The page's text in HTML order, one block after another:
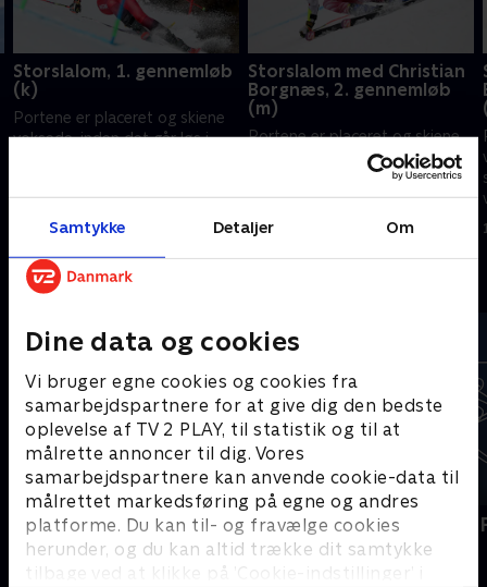
Samtykke Detaljer Om
Dine data og cookies
Vi bruger egne cookies og cookies fra
samarbejdspartnere for at give dig den bedste
oplevelse af TV 2 PLAY, til statistik og til at
målrette annoncer til dig. Vores
samarbejdspartnere kan anvende cookie-data til
målrettet markedsføring på egne og andres
platforme. Du kan til- og fravælge cookies
herunder, og du kan altid trække dit samtykke
tilbage ved at klikke på ’Cookie-indstillinger’ i
Storslalom, 1. gennemløb
(k)
Portene er placeret og skiene
voksede, inden det går løs i
Storslalom med Christian
Borgnæs, 2. gennemløb
(m)
Portene er placeret og skiene
voksede, inden det går løs i
storslalom-disciplinen ved
vinter-OL i Milano Cortina.
14. februar 2026 • 75 min
Andre så også
Vinter-OL - Det kølige overblik
Skisport
Vinter-OL -
Skisport